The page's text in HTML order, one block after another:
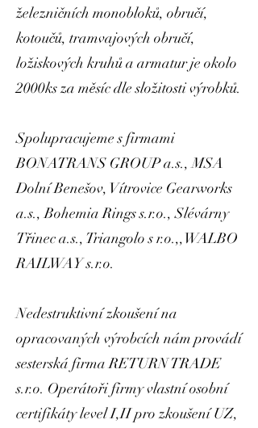
železničních monobloků, obručí,
kotoučů, tramvajových obručí,
ložiskových kruhů a armatur je okolo
2000ks za měsíc dle složitosti výrobků.
Spolupracujeme s firmami
BONATRANS GROUP a.s., MSA
Dolní Benešov, Vítrovice Gearworks
a.s., Bohemia Rings s.r.o., Slévárny
Třinec a.s., Triangolo s r.o.,,WALBO
RAILWAY s.r.o.
Nedestruktivní zkoušení na
opracovaných výrobcích nám provádí
sesterská firma RETURN TRADE
s.r.o. Operátoři firmy vlastní osobní
certifikáty level I,II pro zkoušení UZ,